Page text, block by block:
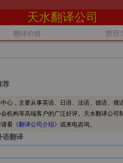
天水翻译公司
翻译价格 费用
荐
，主要从事英语、日语、法语、德语、俄
构等高端客户的广泛好评。天水翻译公司
看 《翻译公司介绍》 或来电咨询。
语翻译